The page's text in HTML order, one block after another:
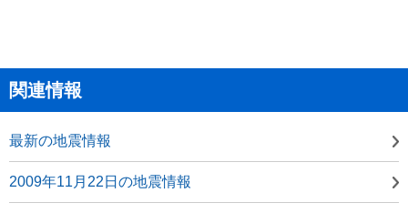
関連情報
最新の地震情報
2009年11月22日の地震情報